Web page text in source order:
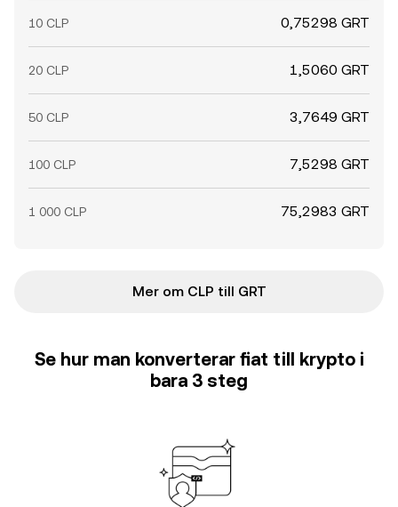
10 CLP 0,75298 GRT
20 CLP 1,5060 GRT
50 CLP 3,7649 GRT
100 CLP 7,5298 GRT
1 000 CLP 75,2983 GRT
Mer om CLP till GRT
Se hur man konverterar fiat till krypto i
bara 3 steg